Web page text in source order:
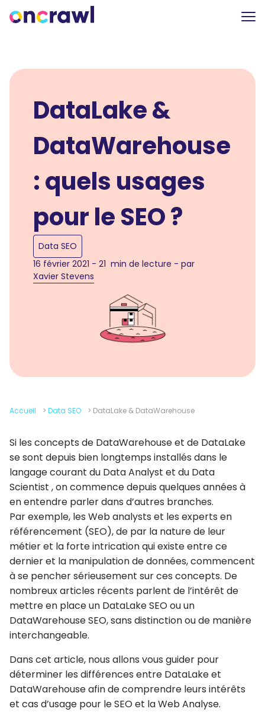
DataLake &
DataWarehouse
: quels usages
pour le SEO ?
Data SEO
16 février 2021 - 21 min de lecture - par
Xavier Stevens
Accueil > Data SEO > DataLake & DataWarehouse
Si les concepts de DataWarehouse et de DataLake
se sont depuis bien longtemps installés dans le
langage courant du Data Analyst et du Data
Scientist , on commence depuis quelques années à
en entendre parler dans d’autres branches.
Par exemple, les Web analysts et les experts en
référencement (SEO), de par la nature de leur
métier et la forte intrication qui existe entre ce
dernier et la manipulation de données, commencent
à se pencher sérieusement sur ces concepts. De
nombreux articles récents parlent de l’intérêt de
mettre en place un DataLake SEO ou un
DataWarehouse SEO, sans distinction ou de manière
interchangeable.
Dans cet article, nous allons vous guider pour
déterminer les différences entre DataLake et
DataWarehouse afin de comprendre leurs intérêts
et cas d’usage pour le SEO et la Web Analyse.